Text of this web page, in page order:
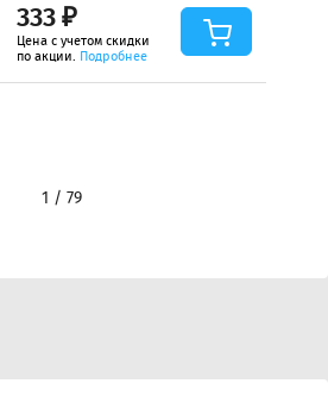
333 ₽
Цена с учетом скидки
по акции. Подробнее
1 / 79